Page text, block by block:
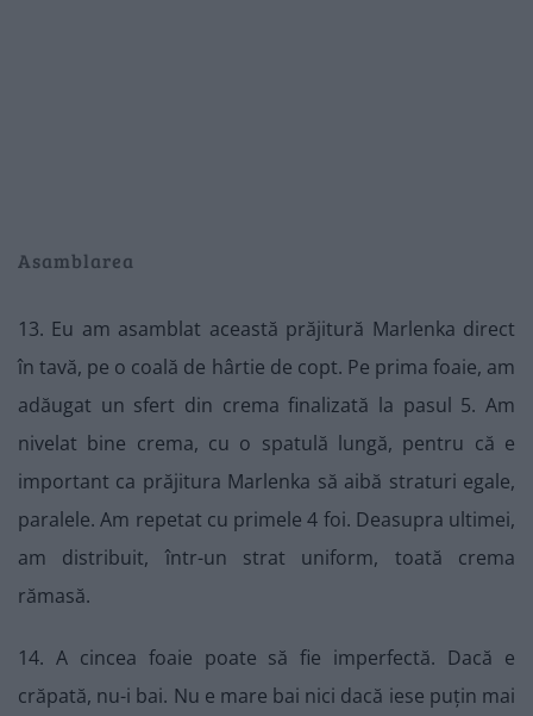
Asamblarea
13. Eu am asamblat această prăjitură Marlenka direct
în tavă, pe o coală de hârtie de copt. Pe prima foaie, am
adăugat un sfert din crema finalizată la pasul 5. Am
nivelat bine crema, cu o spatulă lungă, pentru că e
important ca prăjitura Marlenka să aibă straturi egale,
paralele. Am repetat cu primele 4 foi. Deasupra ultimei,
am distribuit, într-un strat uniform, toată crema
rămasă.
14. A cincea foaie poate să fie imperfectă. Dacă e
crăpată, nu-i bai. Nu e mare bai nici dacă iese puțin mai